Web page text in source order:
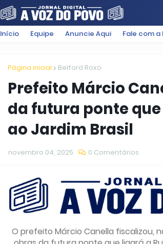
FILMES POLÍTICA SUGESTÕES
Início Equipe Anuncie Aqui Fale com
Página inicial Belford Roxo
Prefeito Márcio
da futura ponte
ao Jardim Brasil
novembro 04, 2025 0 Comentários
O prefeito Márcio Canella fiscalizou,